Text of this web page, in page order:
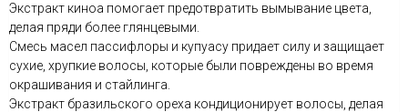
Экстракт киноа помогает предотвратить вымывание цвета,
делая пряди более глянцевыми.
Смесь масел пассифлоры и купуасу придает силу и защищает
сухие, хрупкие волосы, которые были повреждены во время
окрашивания и стайлинга.
Экстракт бразильского ореха кондиционирует волосы, делая